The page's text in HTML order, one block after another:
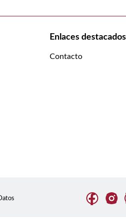
Enlaces destacados
Contacto